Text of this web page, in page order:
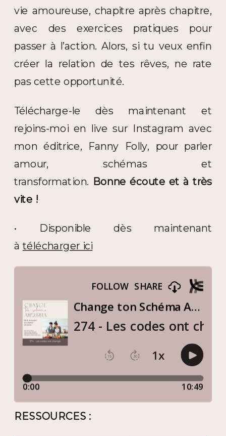
vie amoureuse, chapitre après chapitre,
avec des exercices pratiques pour
passer à l’action. Alors, si tu veux enfin
créer la relation de tes rêves, ne rate
pas cette opportunité.
Télécharge-le dès maintenant et
rejoins-moi en live sur Instagram avec
mon éditrice, Fanny Folly, pour parler
amour, schémas et
transformation. Bonne écoute et à très
vite !
• Disponible dès maintenant
àtélécharger ici
RESSOURCES :